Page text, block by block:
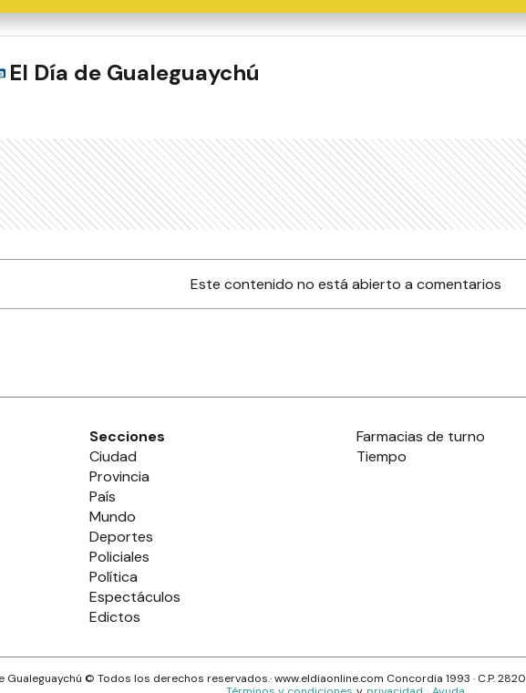
El Día de Gualeguaychú
Este contenido no está abierto a comentarios
Secciones
Ciudad
Provincia
País
Mundo
Deportes
Policiales
Política
Espectáculos
Edictos
Farmacias de turno
Tiempo
Gualeguaychú © Todos los derechos reservados.· www.eldiaonline.com Concordia 1993 · C.P.2820